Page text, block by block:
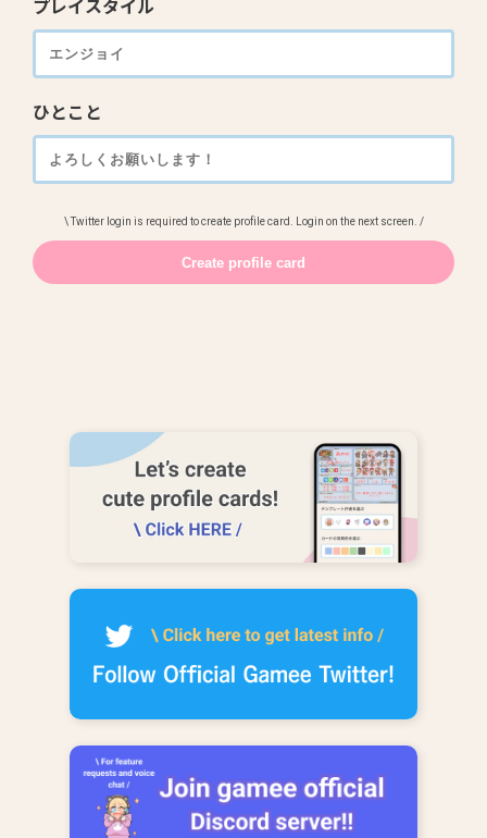
プレイスタイル
ひとこと
\ Twitter login is required to create profile card. Login on the next screen. /